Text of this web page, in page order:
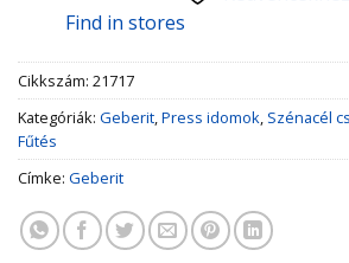
Find in stores
Cikkszám: 21717
Kategóriák: Geberit,Press idomok, Szénacél
Fűtés
Címke: Geberit